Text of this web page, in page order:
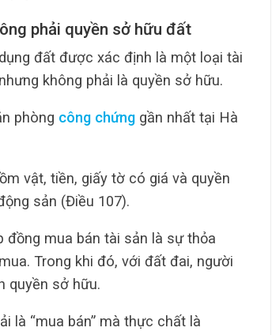
phải quyền sở hữu đất
đất được xác định là một loại tài
không phải là quyền sở hữu.
phòng công chứng gần nhất tại Hà
vật, tiền, giấy tờ có giá và quyền
sản (Điều 107).
đồng mua bán tài sản là sự thỏa
Trong khi đó, với đất đai, người
quyền sở hữu.
là “mua bán” mà thực chất là